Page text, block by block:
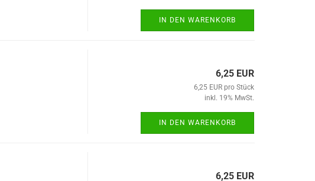
IN DEN WARENKORB
6,25 EUR
6,25 EUR pro Stück
inkl. 19% MwSt.
IN DEN WARENKORB
6,25 EUR